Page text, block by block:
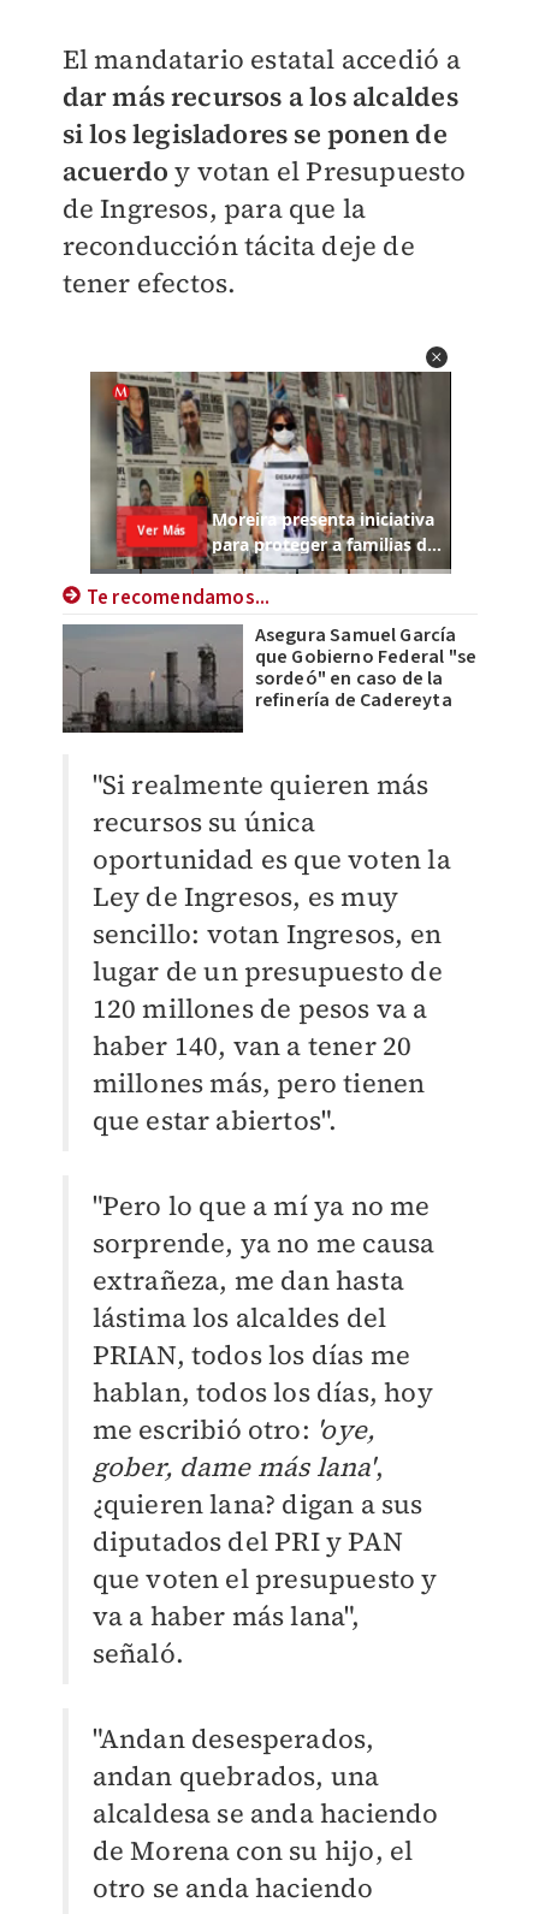
El mandatario estatal accedió a
dar más recursos a los alcaldes
si los legisladores se ponen de
acuerdo y votan el Presupuesto
de Ingresos, para que la
reconducción tácita deje de
tener efectos.
Te recomendamos...
Asegura Samuel García
que Gobierno Federal "se
sordeó" en caso de la
refinería de Cadereyta
"Si realmente quieren más
recursos su única
oportunidad es que voten la
Ley de Ingresos, es muy
sencillo: votan Ingresos, en
lugar de un presupuesto de
120 millones de pesos va a
haber 140, van a tener 20
millones más, pero tienen
que estar abiertos".
"Pero lo que a mí ya no me
sorprende, ya no me causa
extrañeza, me dan hasta
lástima los alcaldes del
PRIAN, todos los días me
hablan, todos los días, hoy
me escribió otro: 'oye,
gober, dame más lana',
¿quieren lana? digan a sus
diputados del PRI y PAN
que voten el presupuesto y
va a haber más lana",
señaló.
"Andan desesperados,
andan quebrados, una
alcaldesa se anda haciendo
de Morena con su hijo, el
otro se anda haciendo